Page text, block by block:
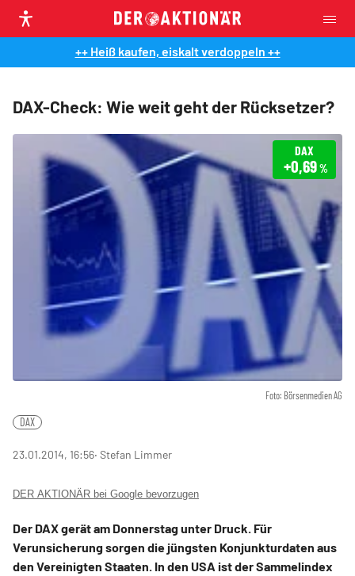
++ Heiß kaufen, eiskalt verdoppeln ++
DAX-Check: Wie weit geht der Rücksetzer?
Foto: Börsenmedien AG
DAX
+0,69%
DAX
23.01.2014, 16:56‧ Stefan Limmer
DER AKTIONÄR bei Google bevorzugen
Der DAX gerät am Donnerstag unter Druck. Für
Verunsicherung sorgen die jüngsten Konjunkturdaten aus
den Vereinigten Staaten. In den USA ist der Sammelindex